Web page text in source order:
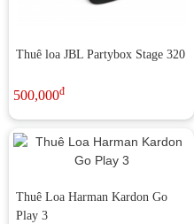
Thuê loa JBL Partybox Stage 320
500,000đ
Thuê Loa Harman Kardon Go
Play 3